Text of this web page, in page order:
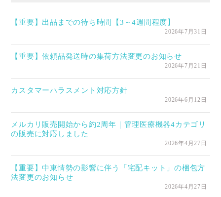
【重要】出品までの待ち時間【3～4週間程度】
2026年7月31日
【重要】依頼品発送時の集荷方法変更のお知らせ
2026年7月21日
カスタマーハラスメント対応方針
2026年6月12日
メルカリ販売開始から約2周年｜管理医療機器4カテゴリ
の販売に対応しました
2026年4月27日
【重要】中東情勢の影響に伴う「宅配キット」の梱包方
法変更のお知らせ
2026年4月27日